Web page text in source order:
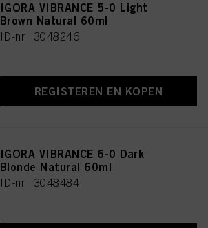
IGORA VIBRANCE 5-0 Light
Brown Natural 60ml
ID-nr. 3048246
REGISTEREN EN KOPEN
IGORA VIBRANCE 6-0 Dark
Blonde Natural 60ml
ID-nr. 3048484